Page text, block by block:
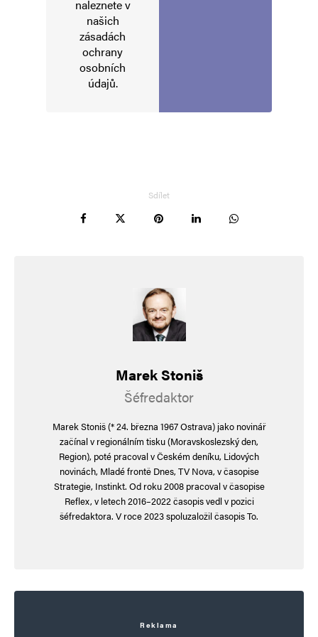
Uložit do prohlížeče jméno, e-mail a webovou stránku pro budoucí
Informujte mě o nových příspěvcích e-mailem.
naleznete v
našich
zásadách
ochrany
osobních
údajů.
Sdílet
Marek Stoniš
Šéfredaktor
Marek Stoniš (* 24. března 1967 Ostrava) jako novinář
začínal v regionálním tisku (Moravskoslezský den,
Region), poté pracoval v Českém deníku, Lidových
novinách, Mladé frontě Dnes, TV Nova, v časopise
Strategie, Instinkt. Od roku 2008 pracoval v časopise
Reflex, v letech 2016–2022 časopis vedl v pozici
šéfredaktora. V roce 2023 spoluzaložil časopis To.
Reklama